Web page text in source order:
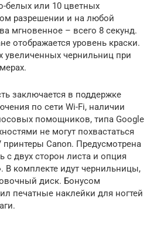
белых или 10 цветных
разрешении и на любой
мгновенное – всего 8 секунд.
отображается уровень краски.
увеличенных чернильниц при
заключается в поддержке
по сети Wi-Fi, наличии
помощников, типа Google
не могут похвастаться
Canon. Предусмотрена
с двух сторон листа и опция
В комплекте идут чернильницы,
диск. Бонусом
печатные наклейки для ногтей